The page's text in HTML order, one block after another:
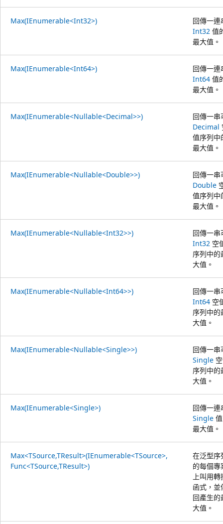
Max(IEnumerable<Int32>)
回傳一連
Int32 值
最大值。
Max(IEnumerable<Int64>)
回傳一連
Int64 值
最大值。
Max(IEnumerable<Nullable<Decimal>>)
回傳一串
Decimal
值序列中
最大值。
Max(IEnumerable<Nullable<Double>>)
回傳一串
Double
值序列中
最大值。
Max(IEnumerable<Nullable<Int32>>)
回傳一串
Int32 空
序列中的
大值。
Max(IEnumerable<Nullable<Int64>>)
回傳一串
Int64 空
序列中的
大值。
Max(IEnumerable<Nullable<Single>>)
回傳一串
Single
序列中的
大值。
Max(IEnumerable<Single>)
回傳一連
Single
最大值。
Max<TSource,TResult>(IEnumerable<TSource>,
Func<TSource,TResult>)
在泛型序
的每個專
上叫用轉
函式，並
回產生的
大值。